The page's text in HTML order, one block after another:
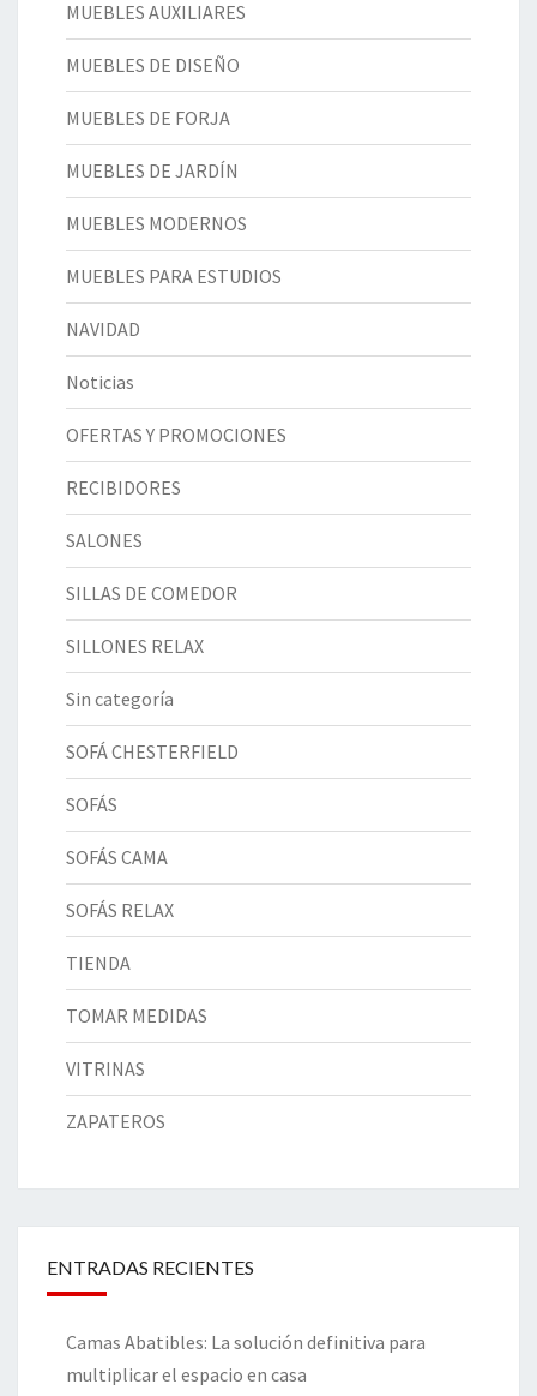
MUEBLES AUXILIARES
MUEBLES DE DISEÑO
MUEBLES DE FORJA
MUEBLES DE JARDÍN
MUEBLES MODERNOS
MUEBLES PARA ESTUDIOS
NAVIDAD
Noticias
OFERTAS Y PROMOCIONES
RECIBIDORES
SALONES
SILLAS DE COMEDOR
SILLONES RELAX
Sin categoría
SOFÁ CHESTERFIELD
SOFÁS
SOFÁS CAMA
SOFÁS RELAX
TIENDA
TOMAR MEDIDAS
VITRINAS
ZAPATEROS
ENTRADAS RECIENTES
Camas Abatibles: La solución definitiva para
multiplicar el espacio en casa